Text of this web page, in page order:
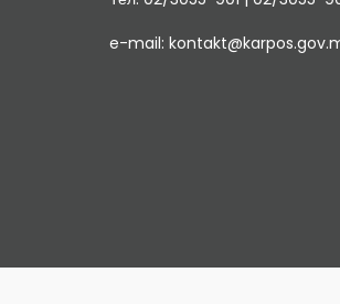
e-mail: